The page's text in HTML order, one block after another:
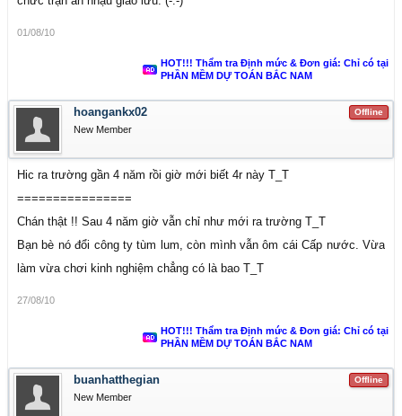
01/08/10
HOT!!! Thẩm tra Định mức & Đơn giá: Chỉ có tại
PHẦN MỀM DỰ TOÁN BẮC NAM
Offline
hoangankx02
New Member
Hic ra trường gần 4 năm rồi giờ mới biết 4r này T_T
================
Chán thật !! Sau 4 năm giờ vẫn chỉ như mới ra trường T_T
Bạn bè nó đổi công ty tùm lum, còn mình vẫn ôm cái Cấp nước. Vừa
làm vừa chơi kinh nghiệm chẳng có là bao T_T
27/08/10
HOT!!! Thẩm tra Định mức & Đơn giá: Chỉ có tại
PHẦN MỀM DỰ TOÁN BẮC NAM
Offline
buanhatthegian
New Member